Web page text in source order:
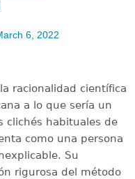
6, 2022
racionalidad científica
a lo que sería un
clichés habituales de
como una persona
Su
rigurosa del método